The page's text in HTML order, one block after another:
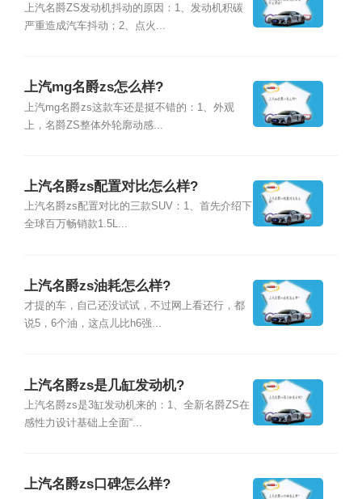
上汽名爵ZS发动机抖动的原因：1、发动机积碳
严重造成汽车抖动；2、点火...
上汽mg名爵zs怎么样?
上汽mg名爵zs这款车还是挺不错的：1、外观
上，名爵ZS整体外轮廓动感...
上汽名爵zs配置对比怎么样?
上汽名爵zs配置对比的三款SUV：1、首先介绍下
全球百万畅销款1.5L...
上汽名爵zs油耗怎么样?
才提的车，自己还没试试，不过网上看还行，都
说5，6个油，这点儿比h6强...
上汽名爵zs是几缸发动机?
上汽名爵zs是3缸发动机来的：1、全新名爵ZS在
感性力设计基础上全面“...
上汽名爵zs口碑怎么样?